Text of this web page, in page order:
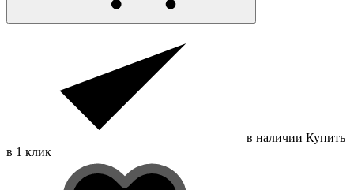
в наличии Купить
в 1 клик